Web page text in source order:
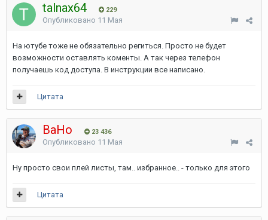
talnax64 229
Опубликовано 11 Мая
На ютубе тоже не обязательно региться. Просто не будет
возможности оставлять коменты. А так через телефон
получаешь код доступа. В инструкции все написано.
Цитата
ВаНо 23 436
Опубликовано 11 Мая
Ну просто свои плей листы, там.. избранное.. - только для этого
Цитата